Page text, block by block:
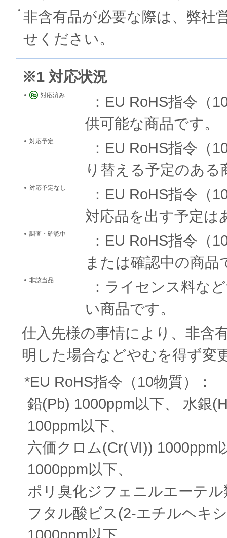
非含有品が必要な際は、弊社
せください。
※1 対応状況
対応済み
：EU RoHS指令（
供可能な商品です。
対応予定
：EU RoHS指令（
り替える予定のある
対応予定なし
：EU RoHS指令（
対応品を出す予定は
調査・確認中
：EU RoHS指令（
または確認中の商品
非該当品
：ライセンス料な
い商品です。
仕入先様の事情により、非含
明した場合などやむを得ず変
*EU RoHS指令（10物質）：
鉛(Pb) 1000ppm以下、 水銀
100ppm以下、
六価クロム(Cr(Ⅵ)) 1000ppm
1000ppm以下、
ポリ臭化ジフェニルエーテ
フタル酸ビス(2-エチルヘ